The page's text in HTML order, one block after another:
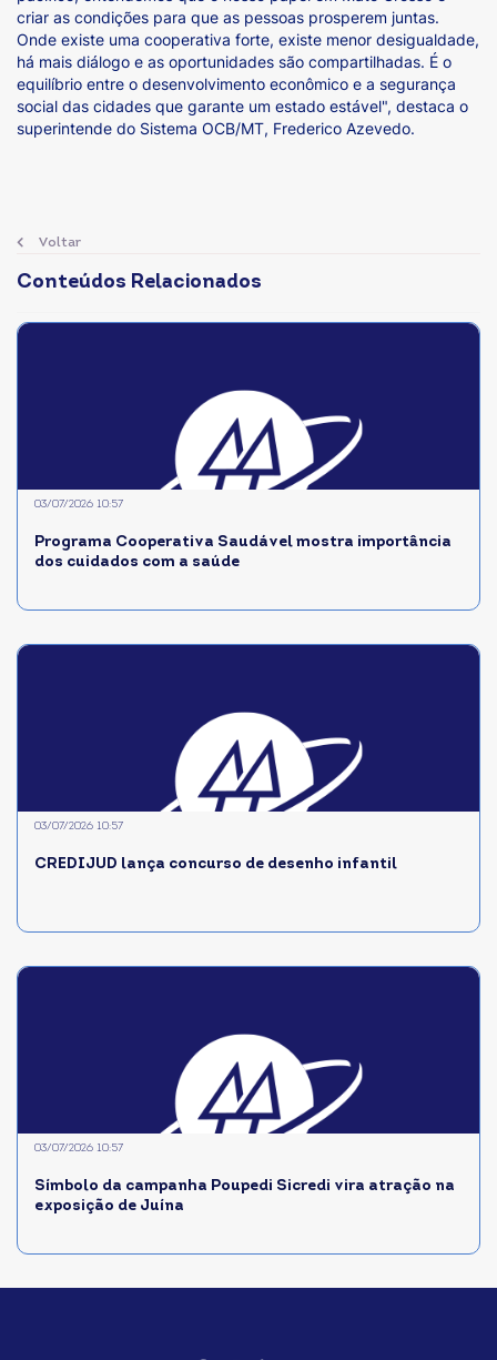
criar as condições para que as pessoas prosperem juntas.
Onde existe uma cooperativa forte, existe menor desigualdade,
há mais diálogo e as oportunidades são compartilhadas. É o
equilíbrio entre o desenvolvimento econômico e a segurança
social das cidades que garante um estado estável", destaca o
superintende do Sistema OCB/MT, Frederico Azevedo.
Voltar
Conteúdos Relacionados
Programa Cooperativa Saudável mostra importância
dos cuidados com a saúde
03/07/2026 10:57
CREDIJUD lança concurso de desenho infantil
03/07/2026 10:57
Símbolo da campanha Poupedi Sicredi vira atração na
exposição de Juína
03/07/2026 10:57